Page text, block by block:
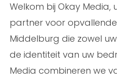
Welkom bij Okay
partner voor
Middelburg die zowel
de identiteit van uw
Media combineren we